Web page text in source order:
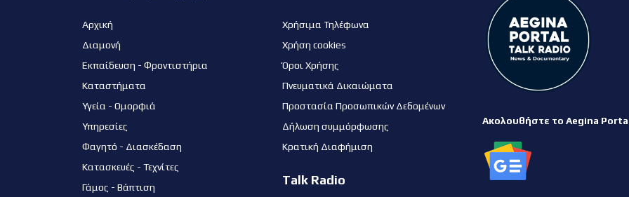
Αρχική
Διαμονή
Εκπαίδευση - Φροντιστήρια
Καταστήματα
Υγεία - Ομορφιά
Υπηρεσίες
Φαγητό - Διασκέδαση
Κατασκευές - Τεχνίτες
Γάμος - Βάπτιση
Χρήσιμα Τηλέφωνα
Χρήση cookies
Όροι Χρήσης
Πνευματικά Δικαιώματα
Προστασία Προσωπικών Δεδομένων
Δήλωση συμμόρφωσης
Κρατική Διαφήμιση
Talk Radio
Ακολουθήστε το Aegina